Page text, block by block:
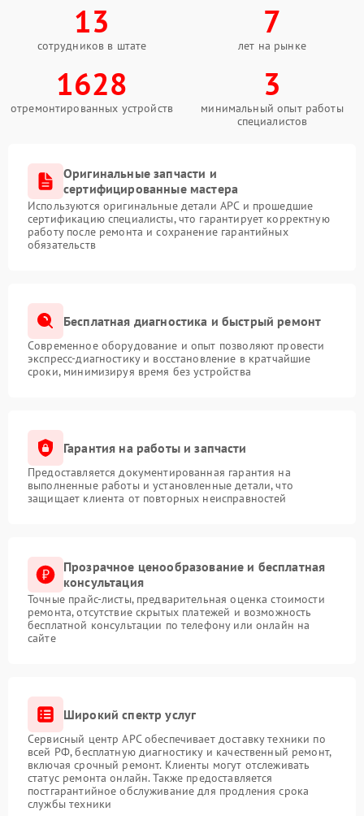
13
сотрудников в штате
7
лет на рынке
1628
отремонтированных устройств
3
минимальный опыт работы
специалистов
Оригинальные запчасти и
сертифицированные мастера
Используются оригинальные детали APC и прошедшие
сертификацию специалисты, что гарантирует корректную
работу после ремонта и сохранение гарантийных
обязательств
Бесплатная диагностика и быстрый ремонт
Современное оборудование и опыт позволяют провести
экспресс-диагностику и восстановление в кратчайшие
сроки, минимизируя время без устройства
Гарантия на работы и запчасти
Предоставляется документированная гарантия на
выполненные работы и установленные детали, что
защищает клиента от повторных неисправностей
Прозрачное ценообразование и бесплатная
консультация
Точные прайс-листы, предварительная оценка стоимости
ремонта, отсутствие скрытых платежей и возможность
бесплатной консультации по телефону или онлайн на
сайте
Широкий спектр услуг
Сервисный центр APC обеспечивает доставку техники по
всей РФ, бесплатную диагностику и качественный ремонт,
включая срочный ремонт. Клиенты могут отслеживать
статус ремонта онлайн. Также предоставляется
постгарантийное обслуживание для продления срока
службы техники